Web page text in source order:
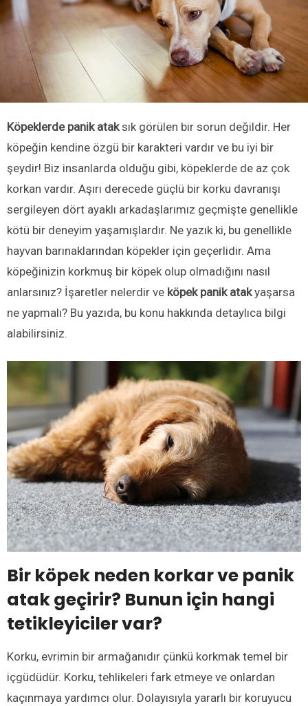
Köpeklerde panik ataksık görülen bir sorun değildir. Her
köpeğin kendine özgü bir karakteri vardır ve bu iyi bir
şeydir! Biz insanlarda olduğu gibi, köpeklerde de az çok
korkan vardır. Aşırı derecede güçlü bir korku davranışı
sergileyen dört ayaklı arkadaşlarımız geçmişte genellikle
kötü bir deneyim yaşamışlardır. Ne yazık ki, bu genellikle
hayvan barınaklarından köpekler için geçerlidir. Ama
köpeğinizin korkmuş bir köpek olup olmadığını nasıl
anlarsınız? İşaretler nelerdir ve köpek panik atakyaşarsa
ne yapmalı? Bu yazıda, bu konu hakkında detaylıca bilgi
alabilirsiniz.
Bir köpek neden korkar ve panik
atak geçirir? Bunun için hangi
tetikleyiciler var?
Korku, evrimin bir armağanıdır çünkü korkmak temel bir
içgüdüdür. Korku, tehlikeleri fark etmeye ve onlardan
kaçınmaya yardımcı olur. Dolayısıyla yararlı bir koruyucu